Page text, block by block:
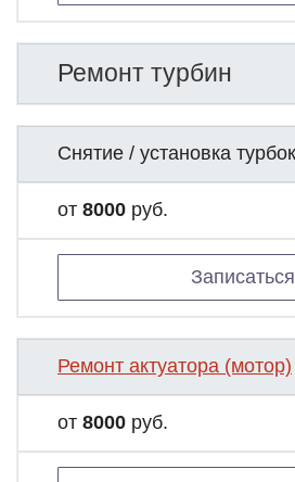
Ремонт турбин
Снятие / установка
от 8000 руб.
Записаться
Ремонт актуатора (мотор)
от 8000 руб.